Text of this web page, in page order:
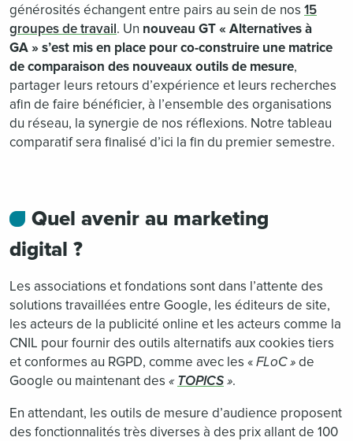
générosités échangent entre pairs au sein de nos 15
groupes de travail. Un nouveau GT « Alternatives à
GA » s’est mis en place pour co-construire une matrice
de comparaison des nouveaux outils de mesure,
partager leurs retours d’expérience et leurs recherches
afin de faire bénéficier, à l’ensemble des organisations
du réseau, la synergie de nos réflexions. Notre tableau
comparatif sera finalisé d’ici la fin du premier semestre.
Quel avenir au marketing
digital ?
Les associations et fondations sont dans l’attente des
solutions travaillées entre Google, les éditeurs de site,
les acteurs de la publicité online et les acteurs comme la
CNIL pour fournir des outils alternatifs aux cookies tiers
et conformes au RGPD, comme avec les «FLoC »de
Google ou maintenant des «TOPICS».
En attendant, les outils de mesure d’audience proposent
des fonctionnalités très diverses à des prix allant de 100